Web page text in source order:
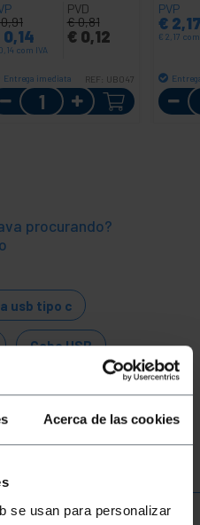
Acerca de las cookies
se usan para personalizar
0,14
com IVA
PVD
€0,81
€0,12
Entrega imediata REF: UB047
Quantidade
PVP
€
€ 2,17
procurando?
usb tipo c
Cabo USB
USB 3.0